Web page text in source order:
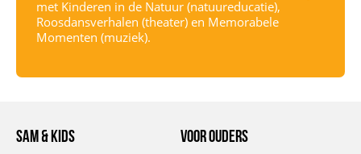
met Kinderen in de Natuur (natuureducatie),
Roosdansverhalen (theater) en Memorabele
Momenten (muziek).
Sam & Kids voor ouders